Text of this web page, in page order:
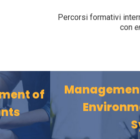
Percorsi formativi
con
of